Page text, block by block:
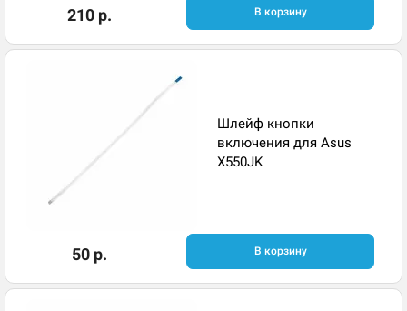
210 р. В корзину
Шлейф кнопки
включения для Asus
X550JK
50 р. В корзину